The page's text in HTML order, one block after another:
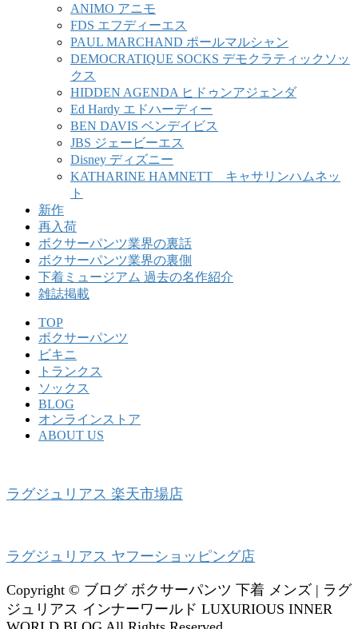
ANIMO アニモ
FDS エフディーエス
PAUL MARCHAND ポールマルシャン
DEMOCRATIQUE SOCKS デモクラティックソッ
クス
HIDDEN AGENDA ヒドゥンアジェンダ
Ed Hardy エドハーディー
BEN DAVIS ベンデイビス
JBS ジェービーエス
Disney ディズニー
KATHARINE HAMNETT キャサリンハムネッ
ト
新作
再入荷
ボクサーパンツ業界の裏話
ボクサーパンツ業界の裏側
下着ミュージアム 過去の名作紹介
雑誌掲載
TOP
ボクサーパンツ
ビキニ
トランクス
ソックス
BLOG
オンラインストア
ABOUT US
ラグジュリアス 楽天市場店
ラグジュリアス ヤフーショッピング店
Copyright © ブログ ボクサーパンツ 下着 メンズ | ラグ
ジュリアス インナーワールド LUXURIOUS INNER